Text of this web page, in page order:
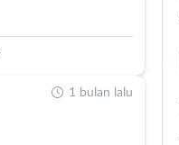
1 bulan lalu